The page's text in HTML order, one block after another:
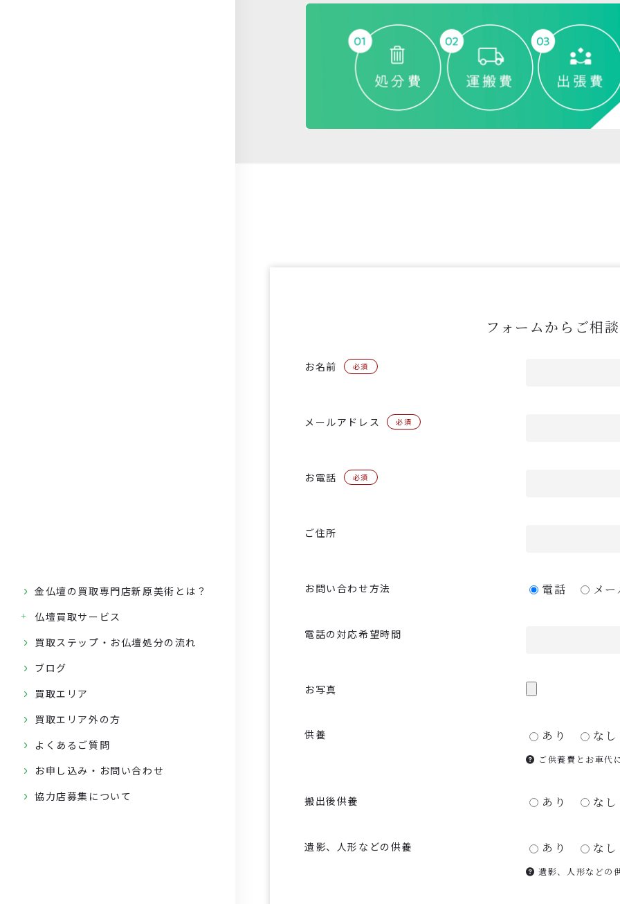
金仏壇の買取専門店新原美術とは？
仏壇買取サービス
買取ステップ・お仏壇処分の流れ
ブログ
買取エリア
買取エリア外の方
よくあるご質問
お申し込み・お問い合わせ
協力店募集について
フォームからご相
お名前 必須
メールアドレス 必須
お電話 必須
ご住所
お問い合わせ方法 電話 メ
電話の対応希望時間
お写真
供養 あり なし
ご供養費とお車代
搬出後供養 あり なし
遺影、人形などの供養 あり なし
遺影、人形などの